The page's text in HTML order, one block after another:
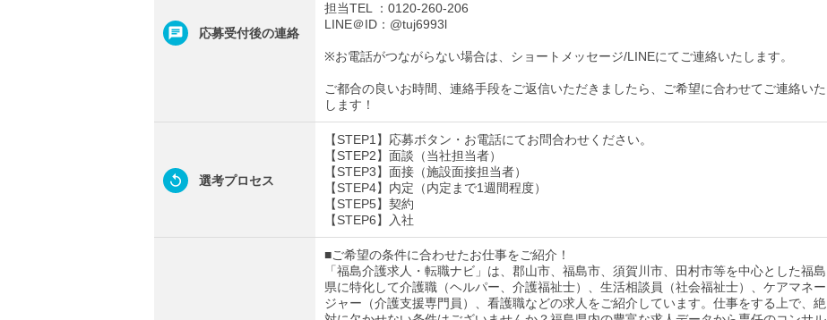
応募受付後の連絡
担当TEL ：0120-260-206
LINE＠ID：@tuj6993l
※お電話がつながらない場合は、ショートメッセージ/LINEにてご連絡いたします。
ご都合の良いお時間、連絡手段をご返信いただきましたら、ご希望に合わせてご連絡いた
します！
選考プロセス
【STEP1】応募ボタン・お電話にてお問合わせください。
【STEP2】面談（当社担当者）
【STEP3】面接（施設面接担当者）
【STEP4】内定（内定まで1週間程度）
【STEP5】契約
【STEP6】入社
■ご希望の条件に合わせたお仕事をご紹介！
「福島介護求人・転職ナビ」は、郡山市、福島市、須賀川市、田村市等を中心とした福島
県に特化して介護職（ヘルパー、介護福祉士）、生活相談員（社会福祉士）、ケアマネー
ジャー（介護支援専門員）、看護職などの求人をご紹介しています。仕事をする上で、絶